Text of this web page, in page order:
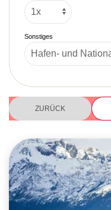
Sonstiges
ZURÜCK